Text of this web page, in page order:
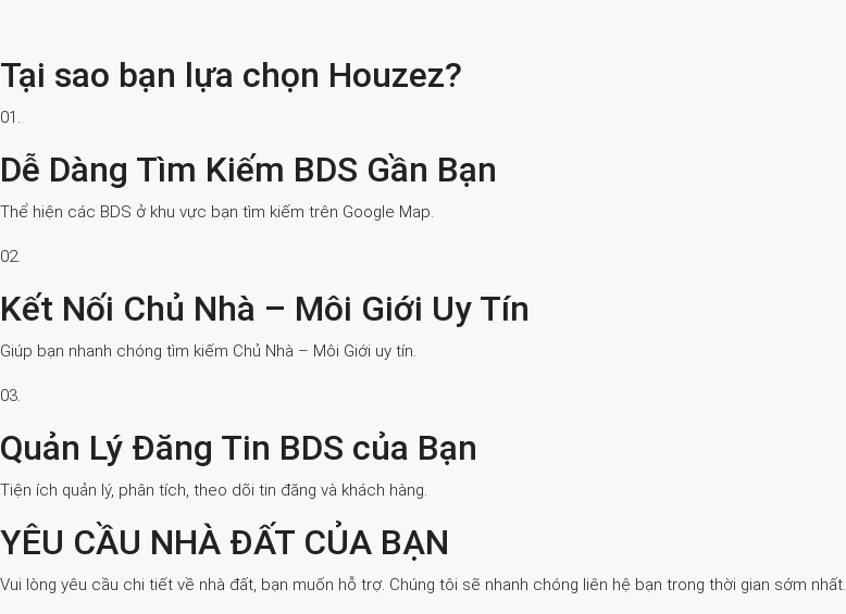
Tại sao bạn lựa chọn Houzez?
01.
Dễ Dàng Tìm Kiếm BDS Gần Bạn
Thể hiện các BDS ở khu vực bạn tìm kiếm trên Google Map.
02.
Kết Nối Chủ Nhà – Môi Giới Uy Tín
Giúp bạn nhanh chóng tìm kiếm Chủ Nhà – Môi Giới uy tín.
03.
Quản Lý Đăng Tin BDS của Bạn
Tiện ích quản lý, phân tích, theo dõi tin đăng và khách hàng.
YÊU CẦU NHÀ ĐẤT CỦA BẠN
Vui lòng yêu cầu chi tiết về nhà đất, bạn muốn hỗ trợ. Chúng tôi sẽ nhanh chóng liên hệ bạn trong thời gian sớm nhất.